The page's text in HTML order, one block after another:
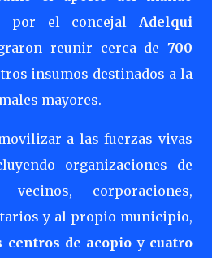
por el concejal Adelqui
reunir cerca de 700
insumos destinados a la
mayores.
a las fuerzas vivas
organizaciones de
corporaciones,
y al propio municipio,
centros de acopio y cuatro